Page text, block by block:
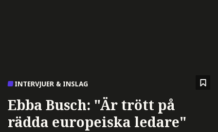
INTERVJUER & INSLAG
Ebba Busch: "Är trött på
rädda europeiska ledare"